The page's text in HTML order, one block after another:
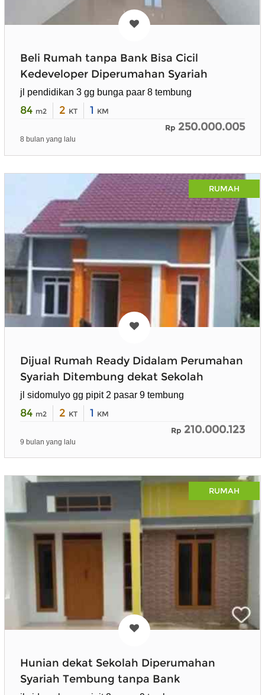
Beli Rumah tanpa Bank Bisa Cicil
Kedeveloper Diperumahan Syariah
jl pendidikan 3 gg bunga paar 8 tembung
84 m2 2 KT 1 KM
Rp 250.000.005
8 bulan yang lalu
RUMAH
Dijual Rumah Ready Didalam Perumahan
Syariah Ditembung dekat Sekolah
jl sidomulyo gg pipit 2 pasar 9 tembung
84 m2 2 KT 1 KM
Rp 210.000.123
9 bulan yang lalu
RUMAH
Hunian dekat Sekolah Diperumahan
Syariah Tembung tanpa Bank